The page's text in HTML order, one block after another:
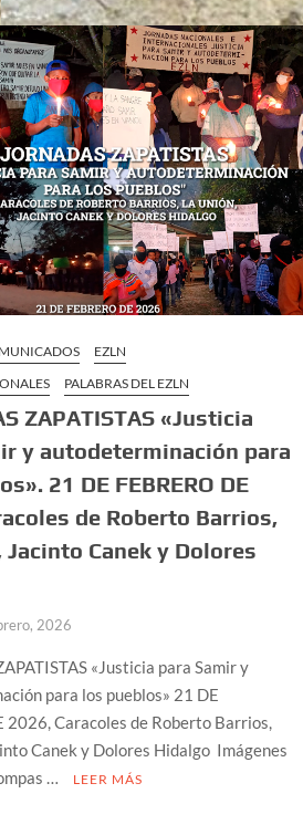
EZLN
PALABRAS DEL EZLN
ZAPATISTAS «Justicia
y autodeterminación para
21 DE FEBRERO DE
de Roberto Barrios,
Jacinto Canek y Dolores
2026
«Justicia para Samir y
para los pueblos» 21 DE
2026, Caracoles de Roberto Barrios,
Canek y Dolores Hidalgo Imágenes
…
LEER MÁS